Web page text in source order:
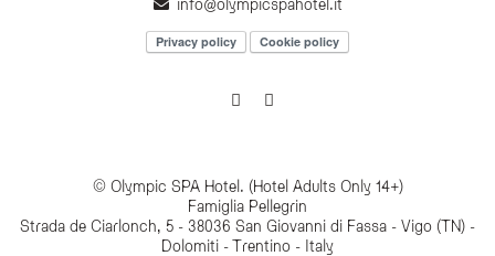
Privacy policy Cookie policy
© Olympic SPA Hotel. (Hotel Adults Only 14+)
Famiglia Pellegrin
Strada de Ciarlonch, 5 - 38036 San Giovanni di Fassa - Vigo (TN) -
Dolomiti - Trentino - Italy